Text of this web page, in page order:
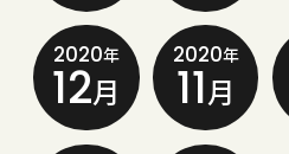
2020年
12月
2020年
11月